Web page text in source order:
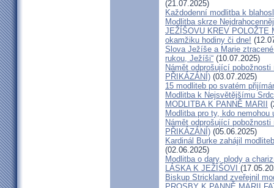
(21.07.2025)
Každodenní modlitba k
Modlitba skrze
JEŽÍŠOVU KREV POLOŽTE
okamžiku hodiny či dne!
Slova Ježíše a Marie
rukou, Ježíši“ (10.07.2025)
Námět odprošující
PŘIKÁZÁNÍ) (03.07.2025)
15 modliteb po svatém
Modlitba k Nejsvětějšímu
MODLITBA K PANNĚ MARII
Modlitba pro ty, kdo nemohou
Námět odprošující
PŘIKÁZÁNÍ) (05.06.2025)
Kardinál Burke zahájil
(02.06.2025)
Modlitba o dary, plody a
LÁSKA K JEŽÍŠOVI
Biskup Strickland zveřejnil